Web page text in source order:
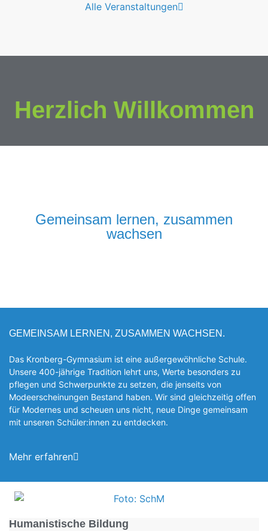
Alle Veranstaltungen
Herzlich Willkommen
Gemeinsam lernen, zusammen
wachsen
GEMEINSAM LERNEN, ZUSAMMEN WACHSEN.
Das Kronberg-Gymnasium ist eine außergewöhnliche Schule.
Unsere 400-jährige Tradition lehrt uns, Werte besonders zu
pflegen und Schwerpunkte zu setzen, die jen­seits von
Modeerscheinungen Be­stand haben. Wir sind gleichzeitig offen
für Modernes und scheuen uns nicht, neue Dinge gemeinsam
mit unseren Schüler:innen zu entde­cken.
Mehr erfahren
Humanistische Bildung